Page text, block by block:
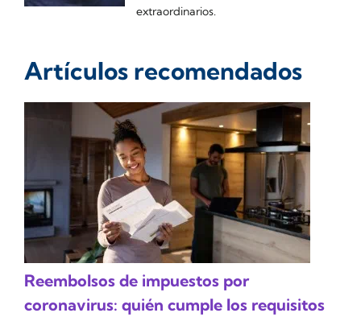
extraordinarios.
Artículos recomendados
Reembolsos de impuestos por
coronavirus: quién cumple los requisitos